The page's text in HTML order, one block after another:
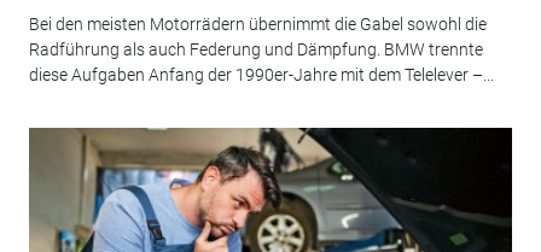
Bei den meisten Motorrädern übernimmt die Gabel sowohl die
Radführung als auch Federung und Dämpfung. BMW trennte
diese Aufgaben Anfang der 1990er-Jahre mit dem Telelever –...